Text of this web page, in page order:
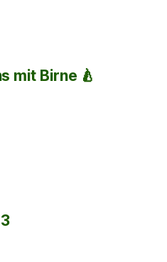
mit Birne 🍐